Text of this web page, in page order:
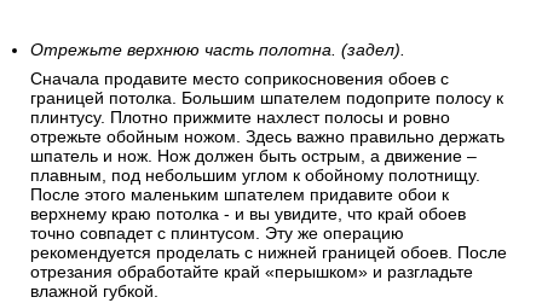
Отрежьте верхнюю часть полотна. (задел).
Сначала продавите место соприкосновения обоев с
границей потолка. Большим шпателем подоприте полосу к
плинтусу. Плотно прижмите нахлест полосы и ровно
отрежьте обойным ножом. Здесь важно правильно держать
шпатель и нож. Нож должен быть острым, а движение –
плавным, под небольшим углом к обойному полотнищу.
После этого маленьким шпателем придавите обои к
верхнему краю потолка - и вы увидите, что край обоев
точно совпадет с плинтусом. Эту же операцию
рекомендуется проделать с нижней границей обоев. После
отрезания обработайте край «перышком» и разгладьте
влажной губкой.